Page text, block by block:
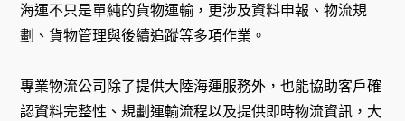
海運不只是單純的貨物運輸，更涉及資料申報、物流規
劃、貨物管理與後續追蹤等多項作業。
專業物流公司除了提供大陸海運服務外，也能協助客戶確
認資料完整性、規劃運輸流程以及提供即時物流資訊，大